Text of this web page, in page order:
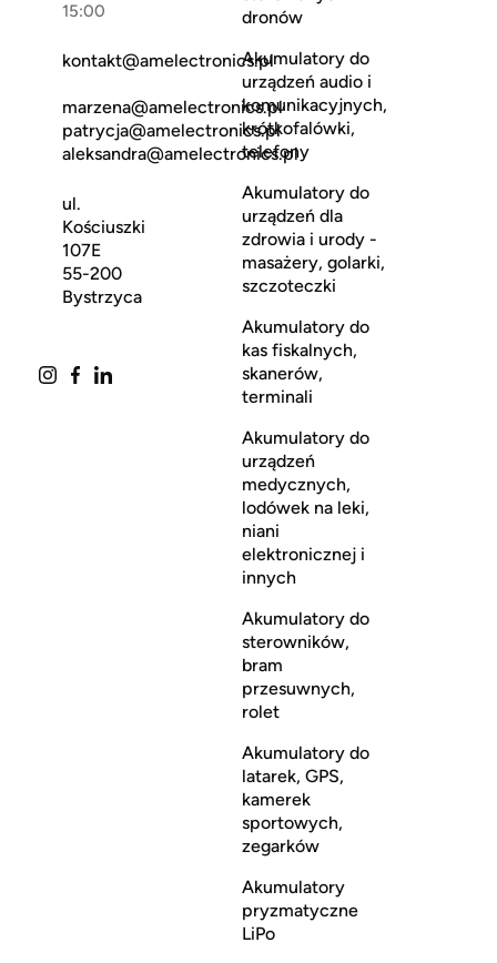
15:00
kontakt@amelectronics.pl
marzena@amelectronics.pl
patrycja@amelectronics.pl
aleksandra@amelectronics.pl
ul.
Kościuszki
107E
55-200
Bystrzyca
dronów
Akumulatory do
urządzeń audio i
komunikacyjnych,
krótkofalówki,
telefony
Akumulatory do
urządzeń dla
zdrowia i urody -
masażery, golarki,
szczoteczki
Akumulatory do
kas fiskalnych,
skanerów,
terminali
Akumulatory do
urządzeń
medycznych,
lodówek na leki,
niani
elektronicznej i
innych
Akumulatory do
sterowników,
bram
przesuwnych,
rolet
Akumulatory do
latarek, GPS,
kamerek
sportowych,
zegarków
Akumulatory
pryzmatyczne
LiPo